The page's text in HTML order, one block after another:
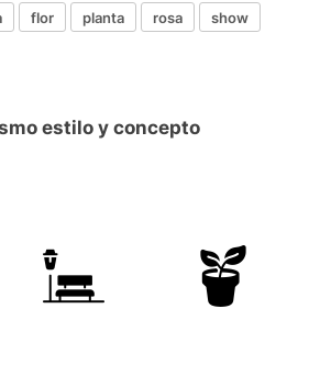
flor planta rosa
show
estilo y concepto